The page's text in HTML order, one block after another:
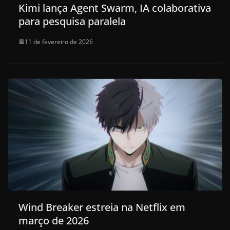
Kimi lança Agent Swarm, IA colaborativa
para pesquisa paralela
11 de fevereiro de 2026
Wind Breaker estreia na Netflix em
março de 2026